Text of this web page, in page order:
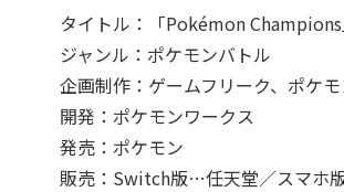
タイトル：「Pokémon Champions
ジャンル：ポケモンバトル
企画制作：ゲームフリーク、ポケ
開発：ポケモンワークス
発売：ポケモン
販売：Switch版…任天堂／スマホ